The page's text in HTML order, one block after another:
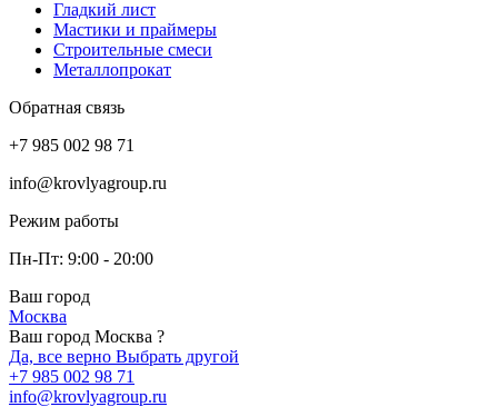
Гладкий лист
Мастики и праймеры
Строительные смеси
Металлопрокат
Обратная связь
+7 985 002 98 71
info@krovlyagroup.ru
Режим работы
Пн-Пт: 9:00 - 20:00
Ваш город
Москва
Ваш город Москва ?
Да, все верно Выбрать другой
+7 985 002 98 71
info@krovlyagroup.ru